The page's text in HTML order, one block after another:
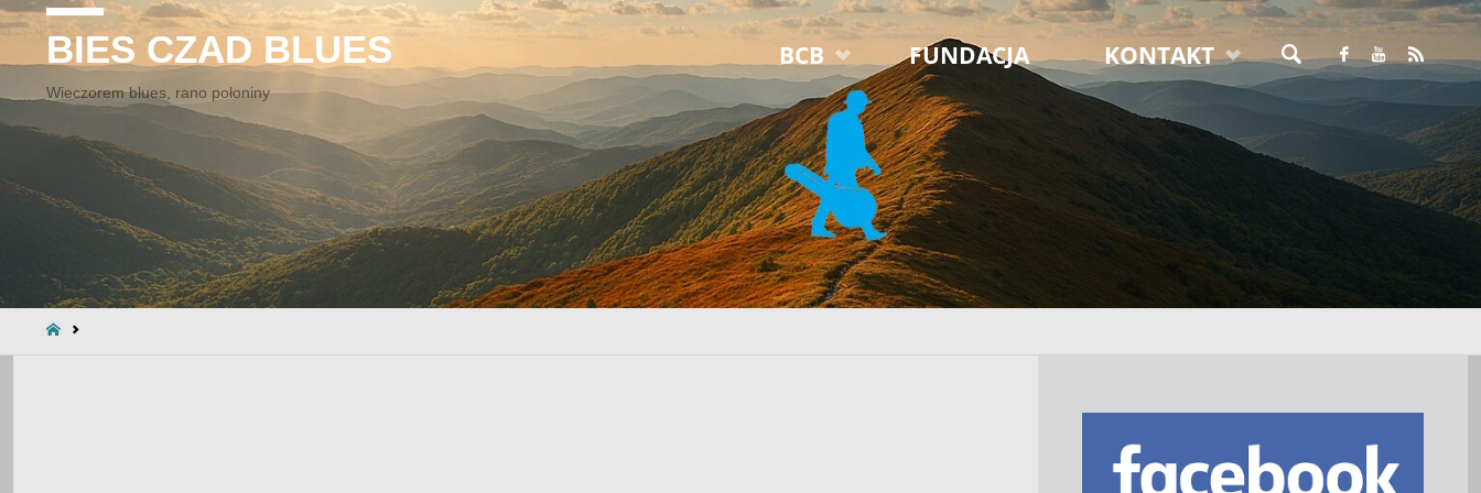
BIES CZAD BLUES
Wieczorem blues, rano połoniny
Przejdź
do
treści
BCB FUNDACJA KONTAKT
SZUKAJ
STRONA